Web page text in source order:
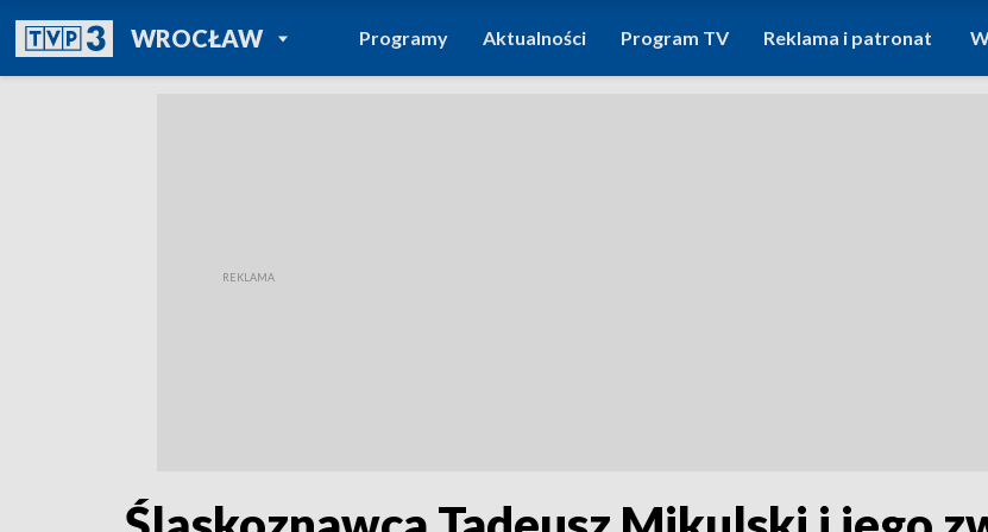
WROCŁAWPOWRÓT DO
TVP REGIONY
Programy Aktualności Program TV Reklama i patronat